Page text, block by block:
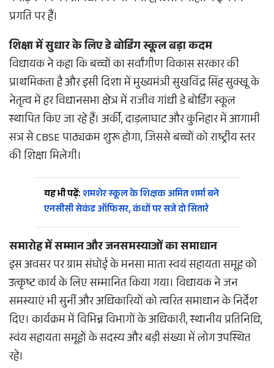
प्रगति पर हैं।
शिक्षा में सुधार के लिए डे बोर्डिंग स्कूल बड़ा कदम
विधायक ने कहा कि बच्चों का सर्वांगीण विकास सरकार की
प्राथमिकता है और इसी दिशा में मुख्यमंत्री सुखविंद्र सिंह सुक्खू के
नेतृत्व में हर विधानसभा क्षेत्र में राजीव गांधी डे बोर्डिंग स्कूल
स्थापित किए जा रहे हैं। अर्की, दाड़लाघाट और कुनिहार में आगामी
सत्र से CBSE पाठ्यक्रम शुरू होगा, जिससे बच्चों को राष्ट्रीय स्तर
की शिक्षा मिलेगी।
यह भी पढ़ें: शमशेर स्कूल के शिक्षक अमित शर्मा बने
एनसीसी सेकंड ऑफिसर, कंधों पर सजे दो सितारे
समारोह में सम्मान और जनसमस्याओं का समाधान
इस अवसर पर ग्राम संघोई के मनसा माता स्वयं सहायता समूह को
उत्कृष्ट कार्य के लिए सम्मानित किया गया। विधायक ने जन
समस्याएं भी सुनीं और अधिकारियों को त्वरित समाधान के निर्देश
दिए। कार्यक्रम में विभिन्न विभागों के अधिकारी, स्थानीय प्रतिनिधि,
स्वंय सहायता समूहों के सदस्य और बड़ी संख्या में लोग उपस्थित
रहे।